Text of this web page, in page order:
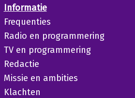
Informatie
Frequenties
Radio en programmering
TV en programmering
Redactie
Missie en ambities
Klachten